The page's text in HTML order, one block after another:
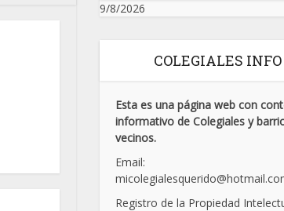
9/8/2026
COLEGIALES INFO
Esta es una página web con
informativo de Colegiales y
vecinos.
Email:
Registro de la Propiedad